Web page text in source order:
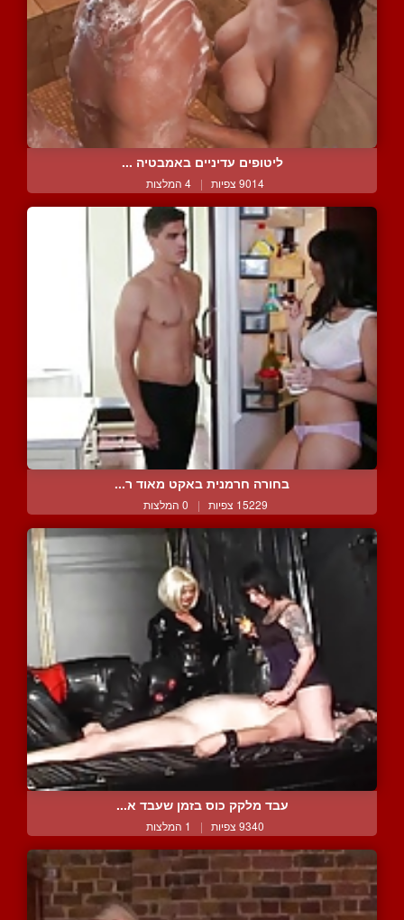
ליטופים עדיניים באמבטיה ...
9014 צפיות | 4 המלצות
בחורה חרמנית באקט מאוד ר...
15229 צפיות | 0 המלצות
עבד מלקק כוס בזמן שעבד א...
9340 צפיות | 1 המלצות